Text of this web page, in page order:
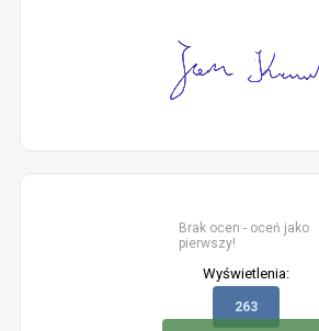
Brak ocen - oceń jako
pierwszy!
Wyświetlenia:
263